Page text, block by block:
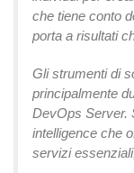
che tiene conto
porta a risultati
Gli strumenti di
principalmente
DevOps Server.
intelligence che
servizi